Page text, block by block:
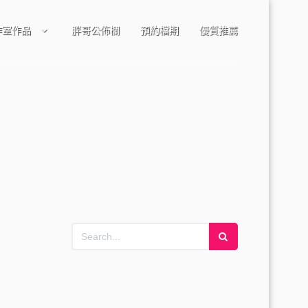
室作品 胖哥公佈欄 預約檔期 優質推薦